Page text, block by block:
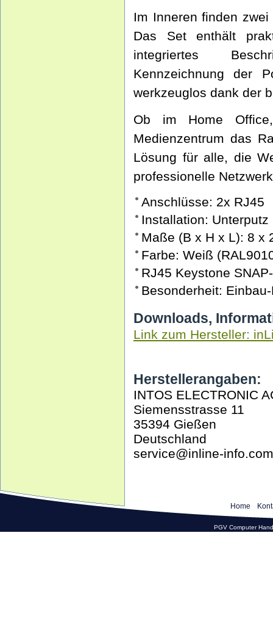
Im Inneren finden
Das Set enthält
integriertes
Kennzeichnung der
werkzeuglos dank der
Ob im Home
Medienzentrum das
Lösung für alle, die
professionelle
Anschlüsse: 2x RJ45
Installation: Unterputz
Maße (B x H x L): 8 x
Farbe: Weiß
RJ45 Keystone
Besonderheit:
Downloads,
Link zum Hersteller:
Herstellerangaben:
INTOS ELECTRONIC
Siemensstrasse 11
35394 Gießen
Deutschland
service@inline-info.com
Home
PGV Computer